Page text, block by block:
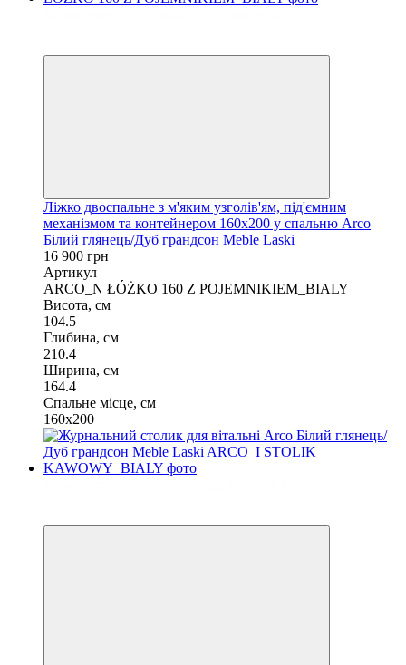
Ліжко двоспальне з м'яким узголів'ям, під'ємним
механізмом та контейнером 160х200 у спальню Arco
Білий глянець/Дуб грандсон Meble Laski
16 900 грн
Артикул
ARCO_N ŁÓŻKO 160 Z POJEMNIKIEM_BIALY
Висота, см
104.5
Глибина, см
210.4
Ширина, см
164.4
Спальне місце, см
160x200